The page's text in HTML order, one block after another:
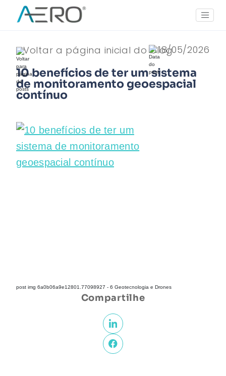
18/05/2026
Voltar a página inicial do blog
10 benefícios de ter um sistema
de monitoramento geoespacial
contínuo
post img 6a0b06a9e12801.77098927 - 6 Geotecnologia e Drones
Compartilhe